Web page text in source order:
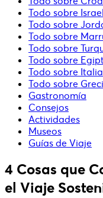
Todo sobre Israel
Todo sobre
Todo sobre
Todo sobre
Todo sobre
Todo sobre Italia
Todo sobre
Gastronomía
Consejos
Actividades
Museos
Guías de Viaje
4 Cosas que
el Viaje